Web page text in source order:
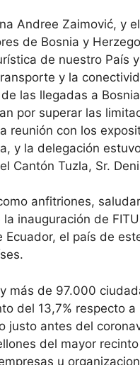
Andree Zaimović, y
de Bosnia y
de nuestro País
y la
las llegadas a
por superar las
reunión con los
y la delegación
Cantón Tuzla, Sr.
anfitriones,
inauguración de
el país de
más de 97.000
del 13,7% respecto
antes del
del mayor
u